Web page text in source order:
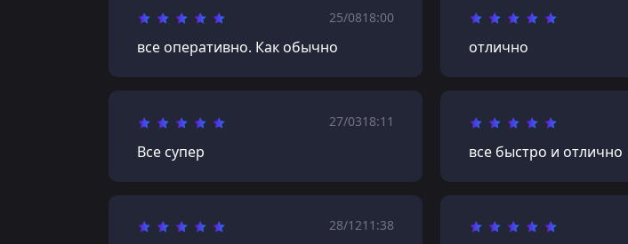
25/0818:00
все оперативно. Как обычно отлично
27/0318:11
Все супер все быстро и отлично
28/1211:38